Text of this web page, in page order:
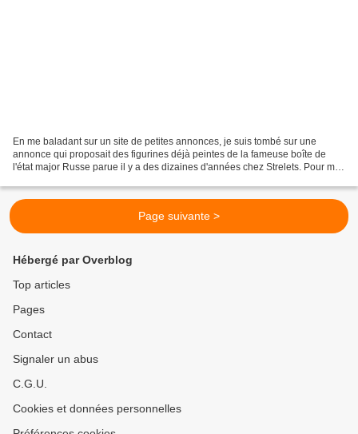
En me baladant sur un site de petites annonces, je suis tombé sur une
annonce qui proposait des figurines déjà peintes de la fameuse boîte de
l'état major Russe parue il y a des dizaines d'années chez Strelets. Pour ma
Page suivante >
Hébergé par Overblog
Top articles
Pages
Contact
Signaler un abus
C.G.U.
Cookies et données personnelles